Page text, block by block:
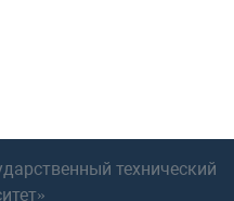
технический